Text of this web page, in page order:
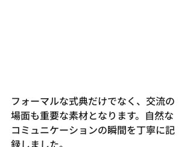
フォーマルな式典だけでなく、交流の
場面も重要な素材となります。自然な
コミュニケーションの瞬間を丁寧に記
録しました。